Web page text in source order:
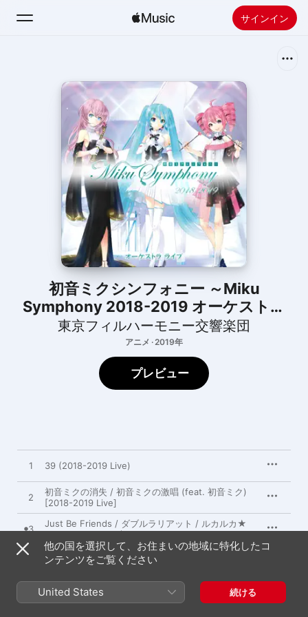
サインイン
新着おすすめ
ラジオ
Apple Musicをインストール
初音ミクシンフォニー ～Miku
Symphony 2018-2019 オーケストラ
ライブ
東京フィルハーモニー交響楽団
アニメ · 2019年
プレビュー
1 39 (2018-2019 Live)
2
初音ミクの消失 / 初音ミクの激唱 (feat. 初音ミク)
[2018-2019 Live]
3
Just Be Friends / ダブルラリアット / ルカルカ★
ナイトフィーバー (2018-2019 Live)
メモリ (feat. 巡音ルカ) [2018-2019 Live]
四季折の羽 (feat. 鏡音リン & 鏡音レン) [2018-
2019 Live]
他の国を選択して、お住まいの地域に特化したコ
ンテンツをご覧ください
United States 続ける